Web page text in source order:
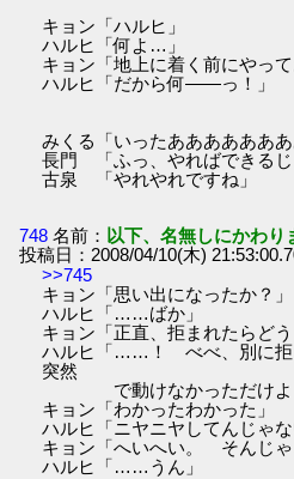
キョン「ハルヒ」
ハルヒ「何よ…」
キョン「地上に着く前にやって
ハルヒ「だから何――っ！」
みくる「いったあああああああ
長門 「ふっ、やればできるじ
古泉 「やれやれですね」
748 名前： 以下、名無しにかわり
投稿日：2008/04/10(木)
>>745
キョン「思い出になったか？」
ハルヒ「……ばか」
キョン「正直、拒まれたらど
ハルヒ「……！ べべ、別に拒
突然
で動けなかっただけよ
キョン「わかったわかった」
ハルヒ「ニヤニヤしてんじゃ
キョン「へいへい。 そんじゃ
ハルヒ「……うん」